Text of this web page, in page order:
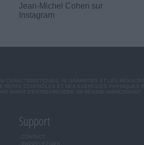
Jean-Michel Cohen sur
Instagram
NI GARANTIES ET LES
CONTRÔLÉS ET DES EXERCICES PHYSIQUES
AVANT D'ENTREPRENDRE UN RÉGIME
Support
CONTACT
RAPPELEZ-MOI